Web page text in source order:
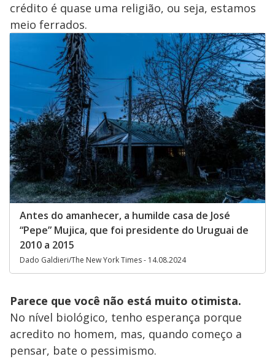
crédito é quase uma religião, ou seja, estamos
meio ferrados.
Antes do amanhecer, a humilde casa de José
“Pepe” Mujica, que foi presidente do Uruguai de
2010 a 2015
Dado Galdieri/The New York Times - 14.08.2024
Parece que você não está muito otimista.
No nível biológico, tenho esperança porque
acredito no homem, mas, quando começo a
pensar, bate o pessimismo.